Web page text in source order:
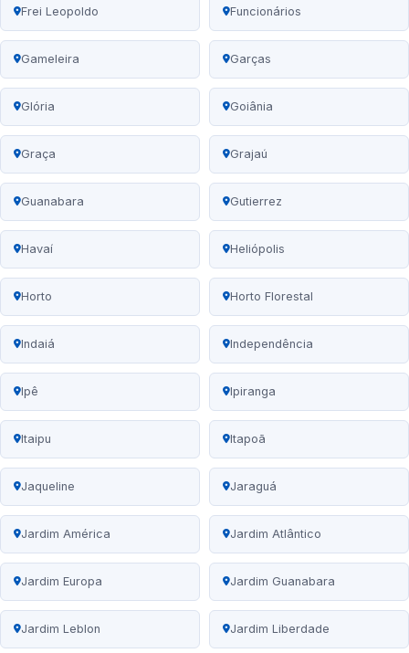
Frei Leopoldo Funcionários
Gameleira Garças
Glória Goiânia
Graça Grajaú
Guanabara Gutierrez
Havaí Heliópolis
Horto Horto Florestal
Indaiá Independência
Ipê Ipiranga
Itaipu Itapoã
Jaqueline Jaraguá
Jardim América Jardim Atlântico
Jardim Europa Jardim Guanabara
Jardim Leblon Jardim Liberdade